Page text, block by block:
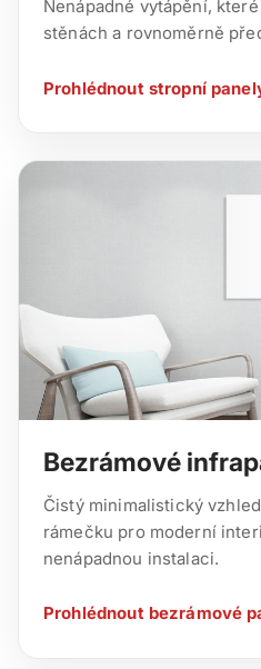
Nenápadné vytápění,
stěnách a rovnoměrně
Prohlédnout stropní
Bezrámové
Čistý minimalistický
rámečku pro moderní
nenápadnou instalaci.
Prohlédnout bezrámové